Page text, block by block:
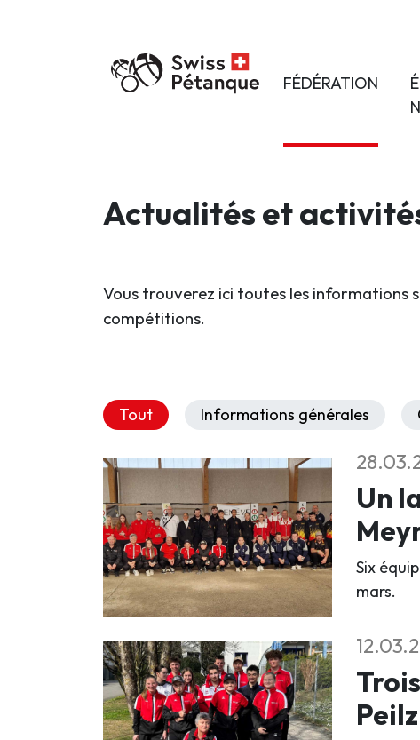
FÉDÉRATION
Actualités et
Vous trouverez ici toutes les informations
compétitions.
Tout Informations générales
Un
Six
mars.
Peilz